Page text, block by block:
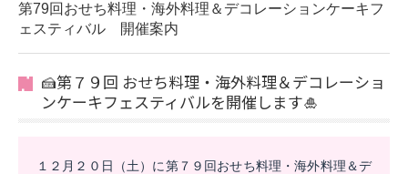
第79回おせち料理・海外料理＆デコレーションケーキフ
ェスティバル 開催案内
🍰第７９回 おせち料理・海外料理＆デコレーショ
ンケーキフェスティバルを開催します🎍
１２月２０日（土）に第７９回おせち料理・海外料理＆デ